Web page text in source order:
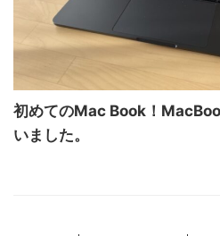
初めてのMac Book！
いました。